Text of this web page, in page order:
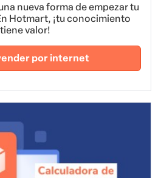
nueva forma de empezar tu
Hotmart, ¡tu conocimiento
tiene valor!
por internet